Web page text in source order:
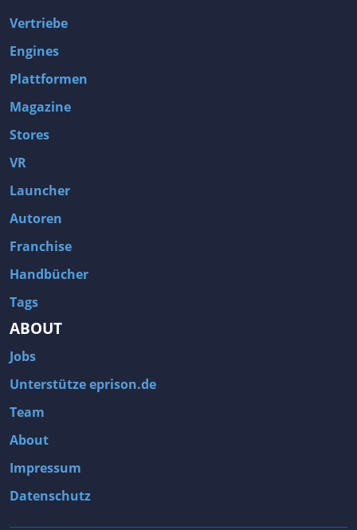
Vertriebe
Engines
Plattformen
Magazine
Stores
VR
Launcher
Autoren
Franchise
Handbücher
Tags
ABOUT
Jobs
Unterstütze eprison.de
Team
About
Impressum
Datenschutz